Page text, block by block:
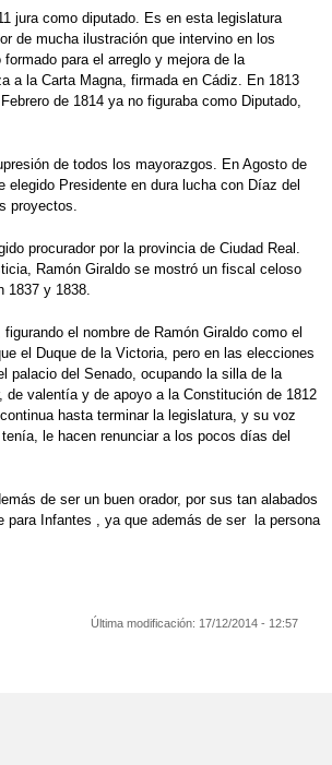
jura como diputado. Es en esta legislatura
de mucha ilustración que intervino en los
para el arreglo y mejora de la
a la Carta Magna, firmada en Cádiz. En 1813
de 1814 ya no figuraba como Diputado,
de todos los mayorazgos. En Agosto de
Presidente en dura lucha con Díaz del
proyectos.
procurador por la provincia de Ciudad Real.
Ramón Giraldo se mostró un fiscal celoso
y 1838.
el nombre de Ramón Giraldo como el
el Duque de la Victoria, pero en las elecciones
palacio del Senado, ocupando la silla de la
de valentía y de apoyo a la Constitución de 1812
hasta terminar la legislatura, y su voz
le hacen renunciar a los pocos días del
de ser un buen orador, por sus tan alabados
para Infantes , ya que además de ser la persona
Última modificación: 17/12/2014 - 12:57